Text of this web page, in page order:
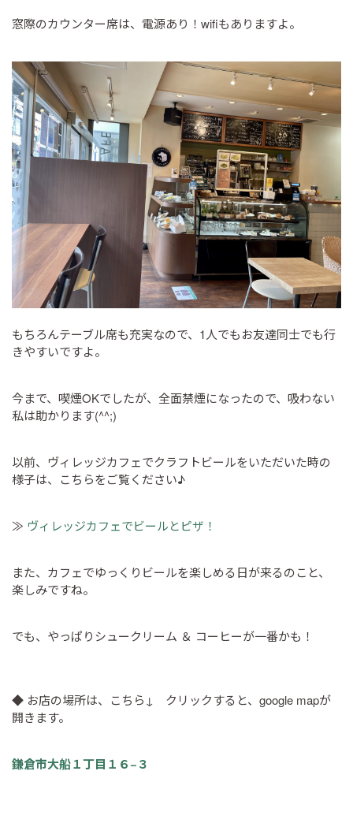
窓際のカウンター席は、電源あり！wifiもありますよ。
もちろんテーブル席も充実なので、1人でもお友達同士でも行
きやすいですよ。
今まで、喫煙OKでしたが、全面禁煙になったので、吸わない
私は助かります(^^;)
以前、ヴィレッジカフェでクラフトビールをいただいた時の
様子は、こちらをご覧ください♪
≫ ヴィレッジカフェでビールとピザ！
また、カフェでゆっくりビールを楽しめる日が来るのこと、
楽しみですね。
でも、やっぱりシュークリーム ＆ コーヒーが一番かも！
◆ お店の場所は、こちら↓ クリックすると、google mapが
開きます。
鎌倉市大船１丁目１６−３